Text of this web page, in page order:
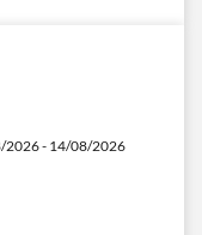
2026 - 14/08/2026